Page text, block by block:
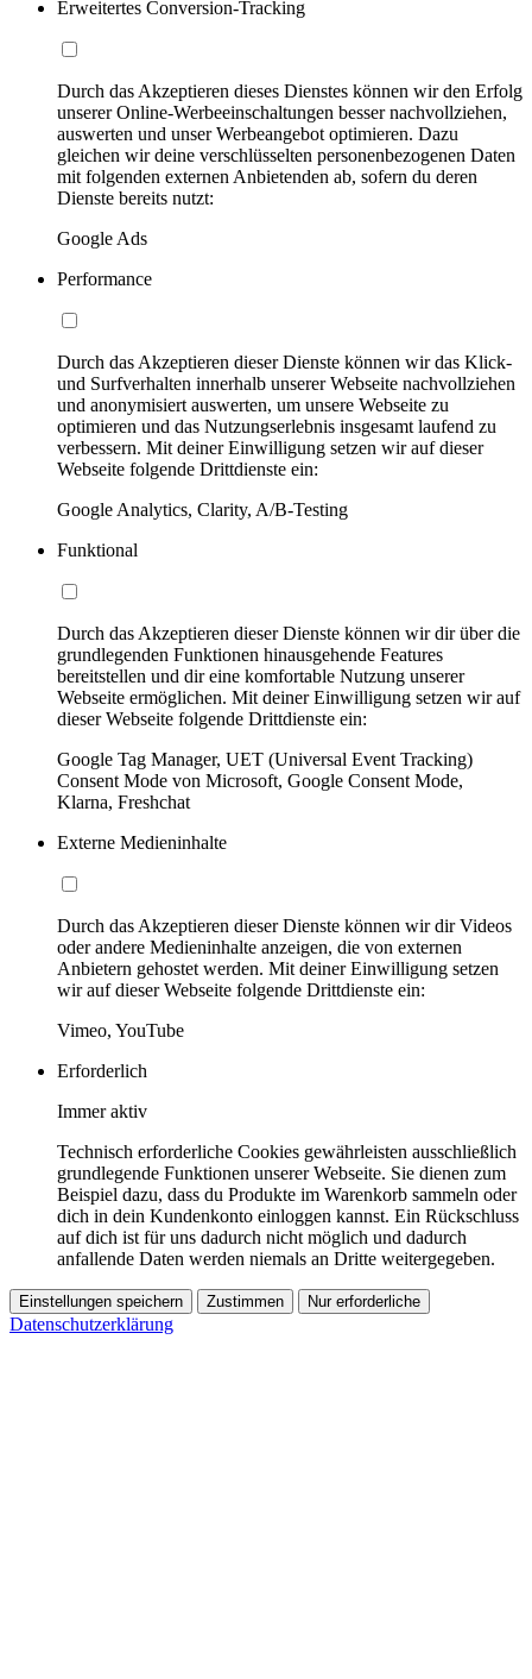
Erweitertes Conversion-Tracking
Durch das Akzeptieren dieses Dienstes können wir den Erfolg
unserer Online-Werbeeinschaltungen besser nachvollziehen,
auswerten und unser Werbeangebot optimieren. Dazu
gleichen wir deine verschlüsselten personenbezogenen Daten
mit folgenden externen Anbietenden ab, sofern du deren
Dienste bereits nutzt:
Google Ads
Performance
Durch das Akzeptieren dieser Dienste können wir das Klick-
und Surfverhalten innerhalb unserer Webseite nachvollziehen
und anonymisiert auswerten, um unsere Webseite zu
optimieren und das Nutzungserlebnis insgesamt laufend zu
verbessern. Mit deiner Einwilligung setzen wir auf dieser
Webseite folgende Drittdienste ein:
Google Analytics, Clarity, A/B-Testing
Funktional
Durch das Akzeptieren dieser Dienste können wir dir über die
grundlegenden Funktionen hinausgehende Features
bereitstellen und dir eine komfortable Nutzung unserer
Webseite ermöglichen. Mit deiner Einwilligung setzen wir auf
dieser Webseite folgende Drittdienste ein:
Google Tag Manager, UET (Universal Event Tracking)
Consent Mode von Microsoft, Google Consent Mode,
Klarna, Freshchat
Externe Medieninhalte
Durch das Akzeptieren dieser Dienste können wir dir Videos
oder andere Medieninhalte anzeigen, die von externen
Anbietern gehostet werden. Mit deiner Einwilligung setzen
wir auf dieser Webseite folgende Drittdienste ein:
Vimeo, YouTube
Erforderlich
Immer aktiv
Technisch erforderliche Cookies gewährleisten ausschließlich
grundlegende Funktionen unserer Webseite. Sie dienen zum
Beispiel dazu, dass du Produkte im Warenkorb sammeln oder
dich in dein Kundenkonto einloggen kannst. Ein Rückschluss
auf dich ist für uns dadurch nicht möglich und dadurch
anfallende Daten werden niemals an Dritte weitergegeben.
Einstellungen speichern Zustimmen Nur erforderliche
Datenschutzerklärung